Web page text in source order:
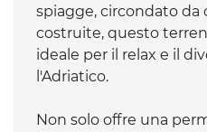
spiagge, circondato da
costruite, questo
ideale per il relax e il
l'Adriatico.
Non solo offre una